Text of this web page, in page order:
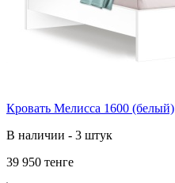
Кровать Мелисса 1600 (белый)
В наличии - 3 штук
39 950 тенге